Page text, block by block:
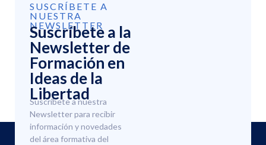
SUSCRÍBETE A
NUESTRA
NEWSLETTER
Suscríbete a la
Newsletter de
Formación en
Ideas de la
Libertad
Suscríbete a nuestra
Newsletter para recibir
información y novedades
del área formativa del